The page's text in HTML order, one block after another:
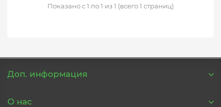
Показано с 1 по 1 из 1 (всего 1 страниц)
Доп. информация
О нас